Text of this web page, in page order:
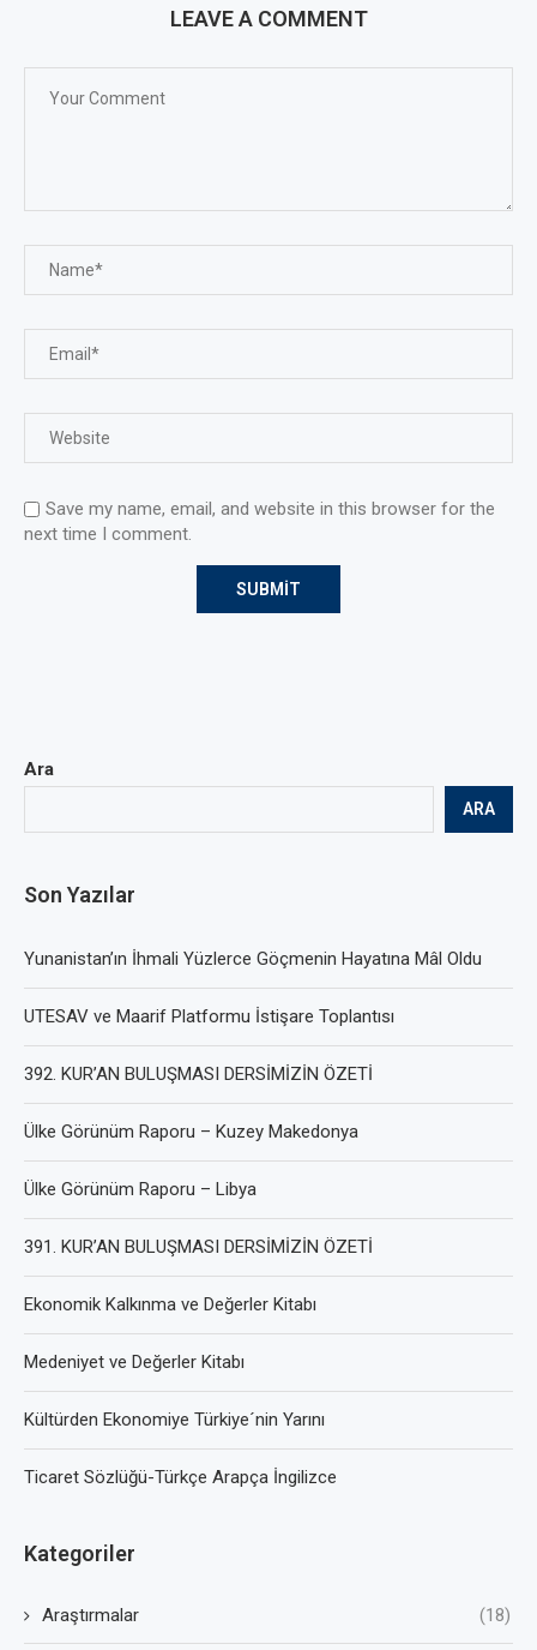
LEAVE A COMMENT
Save my name, email, and website in this browser for the
next time I comment.
Ara
ARA
Son Yazılar
Yunanistan’ın İhmali Yüzlerce Göçmenin Hayatına Mâl Oldu
UTESAV ve Maarif Platformu İstişare Toplantısı
392. KUR’AN BULUŞMASI DERSİMİZİN ÖZETİ
Ülke Görünüm Raporu – Kuzey Makedonya
Ülke Görünüm Raporu – Libya
391. KUR’AN BULUŞMASI DERSİMİZİN ÖZETİ
Ekonomik Kalkınma ve Değerler Kitabı
Medeniyet ve Değerler Kitabı
Kültürden Ekonomiye Türkiye´nin Yarını
Ticaret Sözlüğü-Türkçe Arapça İngilizce
Kategoriler
Araştırmalar (18)